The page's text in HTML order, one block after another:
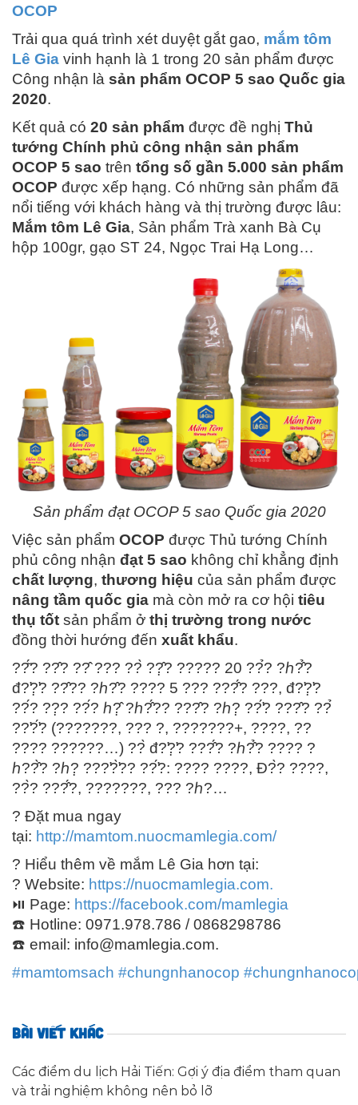
OCOP
Trải qua quá trình xét duyệt gắt gao, mắm tôm
Lê Gia vinh hạnh là 1 trong 20 sản phẩm được
Công nhận là sản phẩm OCOP 5 sao Quốc gia
2020.
Kết quả có 20 sản phẩm được đề nghị Thủ
tướng Chính phủ công nhận sản phẩm
OCOP 5 sao trên tổng số gần 5.000 sản phẩm
OCOP được xếp hạng. Có những sản phẩm đã
nổi tiếng với khách hàng và thị trường được lâu:
Mắm tôm Lê Gia, Sản phẩm Trà xanh Bà Cụ
hộp 100gr, gạo ST 24, Ngọc Trai Hạ Long…
Sản phẩm đạt OCOP 5 sao Quốc gia 2020
Việc sản phẩm OCOP được Thủ tướng Chính
phủ công nhận đạt 5 sao không chỉ khẳng định
chất lượng, thương hiệu của sản phẩm được
nâng tầm quốc gia mà còn mở ra cơ hội tiêu
thụ tốt sản phẩm ở thị trường trong nước
đồng thời hướng đến xuất khẩu.
??̆́? ??̂? ??̂ ??? ??̀ ??̣̂? ????? 20 ??̉? ?ℎ?̂̉?
đ?̛?̛̣? ??̂?? ?ℎ?̂? ???? 5 ??? ???̂́? ???, đ?̛?̛̣?
??́? ??̣? ??́? ℎ?̣̂ ?ℎ?̂́?? ???̂? ?ℎ?̣ ??̛́? ???̂? ??̉
??̛?̛́? (???????, ??? ?, ???????+, ????, ??
???? ??????…) ??̀ đ?̛?̛̣? ???̂́? ?ℎ?̂̉? ???? ?
ℎ??̂̀? ?ℎ?̣ ???̛?̛̀?? ??̛́?: ???? ????, Đ?̀? ????,
??̀? ???̂́?, ???????, ??? ?ℎ?…
? Đặt mua ngay
tại: http://mamtom.nuocmamlegia.com/
? Hiểu thêm về mắm Lê Gia hơn tại:
? Website: https://nuocmamlegia.com.
⏯ Page: https://facebook.com/mamlegia
☎️ Hotline: 0971.978.786 / 0868298786
☎️ email: info@mamlegia.com.
#mamtomsach #chungnhanocop #
BÀI VIẾT KHÁC
Các điểm du lịch Hải Tiến: Gợi ý địa điểm tham quan
và trải nghiệm không nên bỏ lỡ